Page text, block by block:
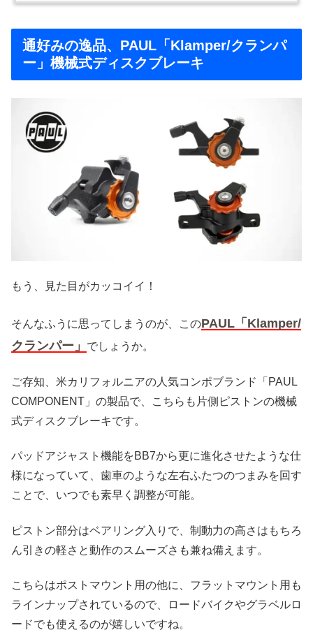
通好みの逸品、PAUL「Klamper/クランパ
ー」機械式ディスクブレーキ
もう、見た目がカッコイイ！
そんなふうに思ってしまうのが、このPAUL「Klamper/
クランパー」
でしょうか。
ご存知、米カリフォルニアの人気コンポブランド「PAUL
COMPONENT」の製品で、こちらも片側ピストンの機械
式ディスクブレーキです。
パッドアジャスト機能をBB7から更に進化させたような仕
様になっていて、歯車のような左右ふたつのつまみを回す
ことで、いつでも素早く調整が可能。
ピストン部分はベアリング入りで、制動力の高さはもちろ
ん引きの軽さと動作のスムーズさも兼ね備えます。
こちらはポストマウント用の他に、フラットマウント用も
ラインナップされているので、ロードバイクやグラベルロ
ードでも使えるのが嬉しいですね。